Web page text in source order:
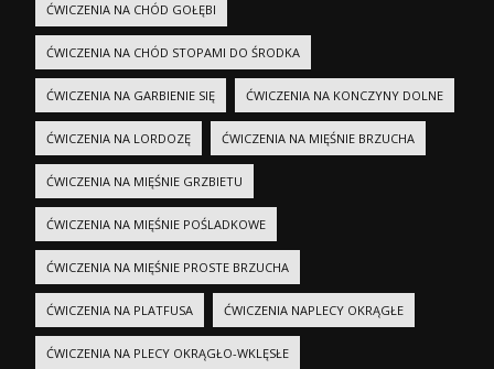
ĆWICZENIA NA CHÓD GOŁĘBI
ĆWICZENIA NA CHÓD STOPAMI DO ŚRODKA
ĆWICZENIA NA GARBIENIE SIĘ ĆWICZENIA NA KONCZYNY DOLNE
ĆWICZENIA NA LORDOZĘ ĆWICZENIA NA MIĘŚNIE BRZUCHA
ĆWICZENIA NA MIĘŚNIE GRZBIETU
ĆWICZENIA NA MIĘŚNIE POŚLADKOWE
ĆWICZENIA NA MIĘŚNIE PROSTE BRZUCHA
ĆWICZENIA NA PLATFUSA ĆWICZENIA NAPLECY OKRĄGŁE
ĆWICZENIA NA PLECY OKRĄGŁO-WKLĘSŁE